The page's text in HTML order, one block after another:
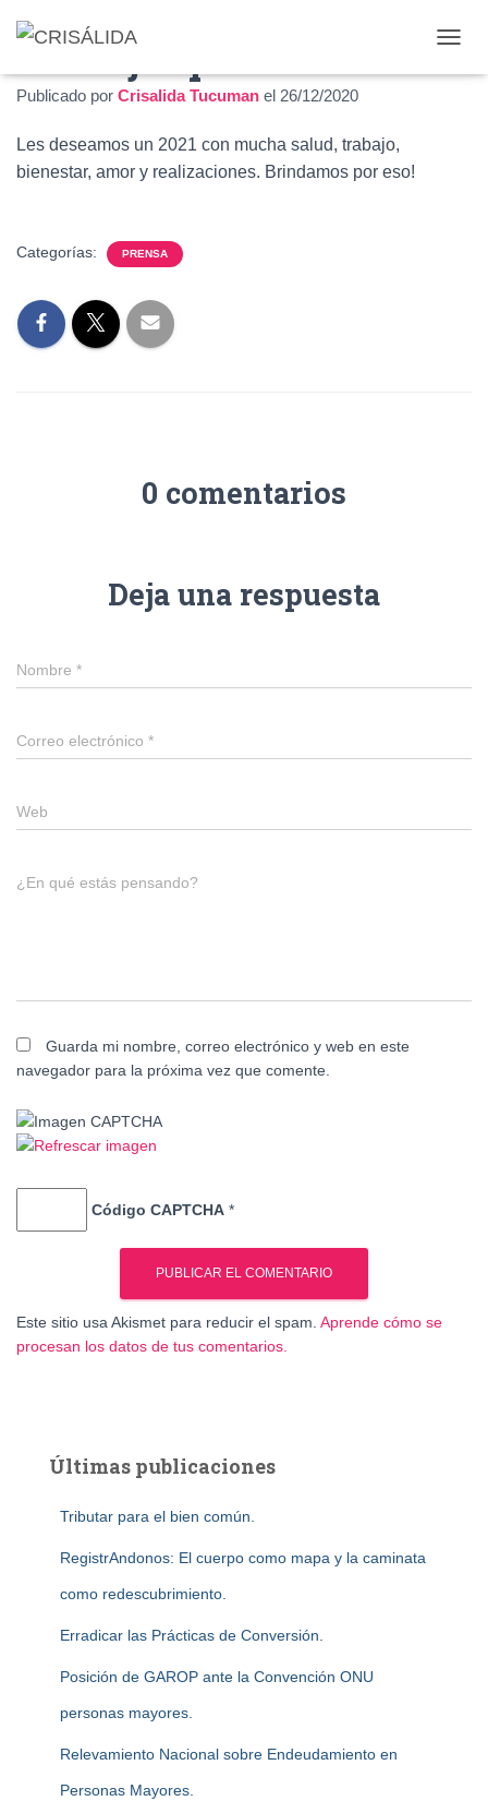
A
Lo mejor para este 2021
Publicado por Crisalida Tucuman el 26/12/2020
Les deseamos un 2021 con mucha salud, trabajo,
bienestar, amor y realizaciones. Brindamos por eso!
Categorías: PRENSA
0 comentarios
Deja una respuesta
Nombre *
Correo electrónico *
Web
¿En qué estás pensando?
Guarda mi nombre, correo electrónico y web en este
navegador para la próxima vez que comente.
Código CAPTCHA *
Este sitio usa Akismet para reducir el spam. Aprende cómo se
procesan los datos de tus comentarios.
Últimas publicaciones
Tributar para el bien común.
RegistrAndonos: El cuerpo como mapa y la caminata
como redescubrimiento.
Erradicar las Prácticas de Conversión.
Posición de GAROP ante la Convención ONU
personas mayores.
Relevamiento Nacional sobre Endeudamiento en
Personas Mayores.